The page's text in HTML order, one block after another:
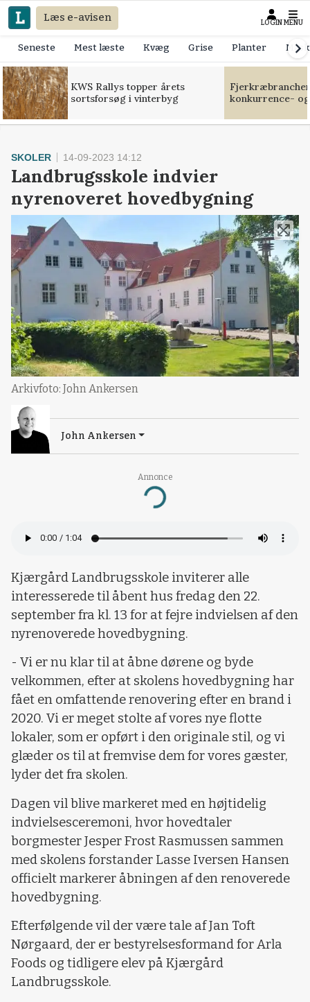
Læs e-avisen LOGIN MENU
Seneste Mest læste Kvæg Grise Planter
KWS Rallys topper årets
sortsforsøg i vinterbyg
konkurrence-
Annonce
Loading...
SKOLER 14-09-2023 14:12
Landbrugsskole indvier
nyrenoveret hovedbygning
Arkivfoto: John Ankersen
John Ankersen
Kjærgård Landbrugsskole inviterer alle
interesserede til åbent hus fredag den 22.
september fra kl. 13 for at fejre indvielsen af den
nyrenoverede hovedbygning.
- Vi er nu klar til at åbne dørene og byde
velkommen, efter at skolens hovedbygning har
fået en omfattende renovering efter en brand i
2020. Vi er meget stolte af vores nye flotte
lokaler, som er opført i den originale stil, og vi
glæder os til at fremvise dem for vores gæster,
lyder det fra skolen.
Dagen vil blive markeret med en højtidelig
indvielsesceremoni, hvor hovedtaler
borgmester Jesper Frost Rasmussen sammen
med skolens forstander Lasse Iversen Hansen
officielt markerer åbningen af den renoverede
hovedbygning.
Efterfølgende vil der være tale af Jan Toft
Nørgaard, der er bestyrelsesformand for Arla
Foods og tidligere elev på Kjærgård
Landbrugsskole.